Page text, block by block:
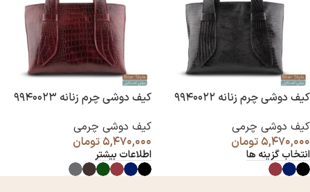
کیف دوشی چرم زنانه ۹۹۴۰۰۲۲
کیف دوشی چرمی
۵,۴۷۰,۰۰۰ تومان
انتخاب گزینه ها
کیف دوشی چرم زنانه ۹۹۴۰۰۲۳
کیف دوشی چرمی
۵,۴۷۰,۰۰۰ تومان
اطلاعات بیشتر